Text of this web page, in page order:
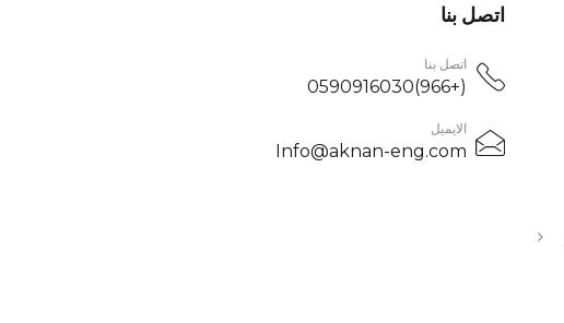
اتصل بنا
اتصل بنا
(+966)0590916030
الايميل
Info@aknan-eng.com